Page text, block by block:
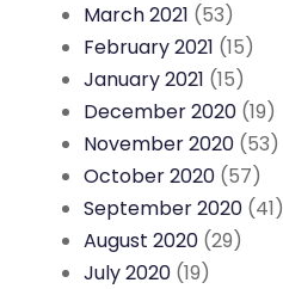
March 2021 (53)
February 2021 (15)
January 2021 (15)
December 2020 (19)
November 2020 (53)
October 2020 (57)
September 2020 (41)
August 2020 (29)
July 2020 (19)